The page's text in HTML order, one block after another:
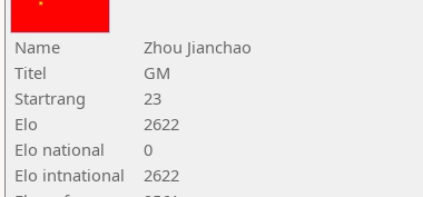
Name
Zhou Jianchao
Titel
GM
Startrang
23
Elo
2622
Elo national
0
Elo intnational
2622